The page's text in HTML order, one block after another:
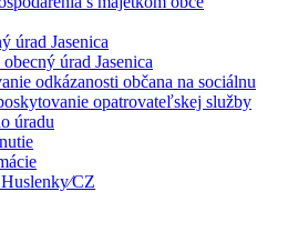
úrad Jasenica
úrad Jasenica
odkázanosti občana na sociálnu
opatrovateľskej služby
úradu